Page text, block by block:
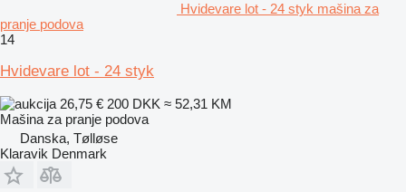
Hvidevare lot - 24 styk mašina za
pranje podova
14
Hvidevare lot - 24 styk
26,75 € 200 DKK ≈ 52,31 KM
Mašina za pranje podova
Danska, Tølløse
Klaravik Denmark